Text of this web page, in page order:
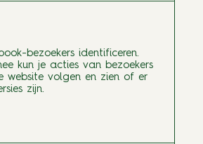
bezoekers identificeren.
kun je acties van bezoekers
website volgen en zien of er
zijn.